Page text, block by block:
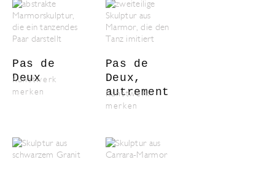
Kunstwerk
merken
Pas de
Deux
Kunstwerk
merken
Pas de
Deux,
autrement